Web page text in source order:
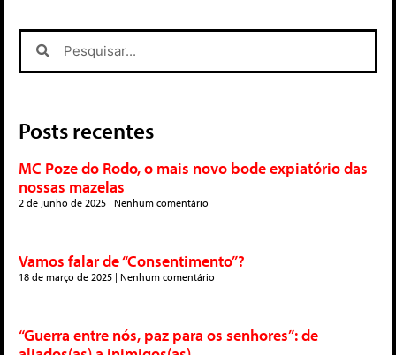
Posts recentes
MC Poze do Rodo, o mais novo bode expiatório das
nossas mazelas
2 de junho de 2025 Nenhum comentário
Vamos falar de “Consentimento”?
18 de março de 2025 Nenhum comentário
“Guerra entre nós, paz para os senhores”: de